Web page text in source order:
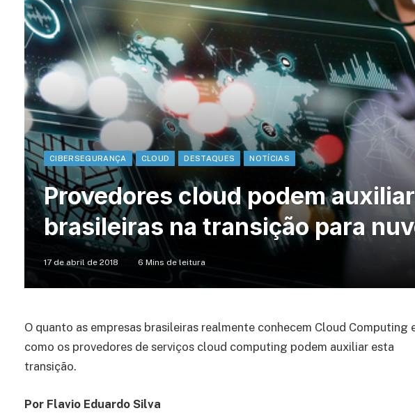
CIBERSEGURANÇA CLOUD DESTAQUES NOTÍCIAS
Provedores cloud podem
brasileiras na transição para
17 de abril de 2018 6 Mins de leitura
O quanto as empresas brasileiras realmente conhecem Cloud Computing
como os provedores de serviços cloud computing podem auxiliar esta
transição.
Por Flavio Eduardo Silva